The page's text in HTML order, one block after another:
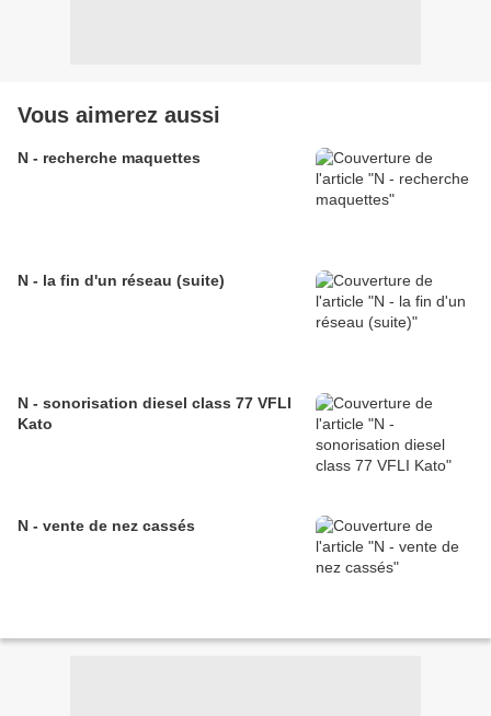
Vous aimerez aussi
N - recherche maquettes
N - la fin d'un réseau (suite)
N - sonorisation diesel class 77 VFLI
Kato
N - vente de nez cassés